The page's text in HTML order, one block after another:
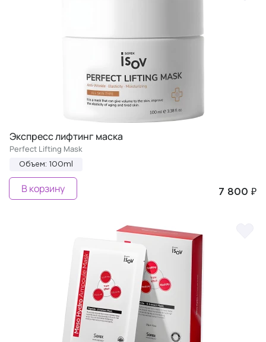
Экспресс лифтинг маска
Perfect Lifting Mask
Объем: 100ml
7 800 ₽
В корзину